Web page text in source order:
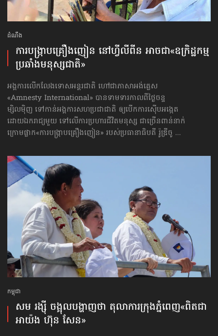
ដំណឹង
ការបង្ក្រាប​គ្រឿងញៀន នៅហ្វីលីពីន អាចជា​​«ឧក្រិដ្ឋកម្ម​
ប្រឆាំង​មនុស្សជាតិ»
អង្គការលើកលែងទោសអន្តរជាតិ ហៅជាភាសាអង់គ្លេស
«Amnesty International» បានទាមទារកាលពីថ្ងៃចន្ទ
ម្សិលម៉ិញ ទៅកាន់អង្គការសហប្រជាជាតិ ឲ្យបើកការស៊ើបអង្កេត
ដោយឯករាជ្យមួយ ទៅលើការប្រហារជីវិតមនុស្ស ជាច្រើនពាន់នាក់
ក្រោមផ្លាក​«ការបង្ក្រាប​គ្រឿងញៀន» របស់ប្រធានាធិបតី រ៉ូឌ្រីចូ ...
កម្ពុជា
សម រង្ស៊ី ចង្អុល​បង្ហាញថា តុលាការ​ក្រុង​ភ្នំពេញ​«ពិតជា
អាយ៉ង​ ហ៊ុន សែន»